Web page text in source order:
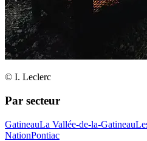
© I. Leclerc
Par secteur
GatineauLa Vallée-de-la-Gatineau
NationPontiac